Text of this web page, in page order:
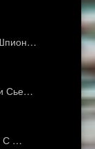
Сье…
С …